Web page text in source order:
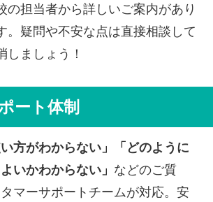
の担当者から詳しいご案内があり
。疑問や不安な点は直接相談して
しましょう！
ート体制
い方がわからない」「どのように
いかわからない」 などのご質
マーサポートチームが対応。安